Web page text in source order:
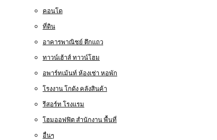
คอนโด
ที่ดิน
อาคารพาณิชย์ ตึกแถว
ทาวน์เฮ้าส์ ทาวน์โฮม
อพาร์ทเม้นท์ ห้องเช่า หอพัก
โรงงาน โกดัง คลังสินค้า
รีสอร์ท โรงแรม
โฮมออฟฟิต สำนักงาน พื้นที่
อื่นๆ